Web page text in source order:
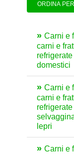
ORDINA
Carni e
carni e
domestici
Carni e
carni e
lepri
Carni e